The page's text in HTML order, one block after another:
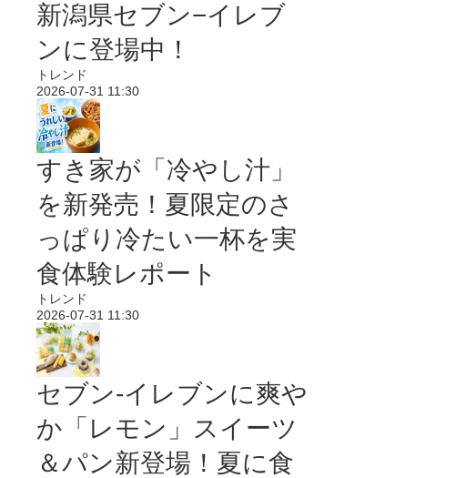
新潟県セブン−イレブ
ンに登場中！
トレンド
2026-07-31 11:30
すき家が「冷やし汁」
を新発売！夏限定のさ
っぱり冷たい一杯を実
食体験レポート
トレンド
2026-07-31 11:30
セブン‐イレブンに爽や
か「レモン」スイーツ
＆パン新登場！夏に食